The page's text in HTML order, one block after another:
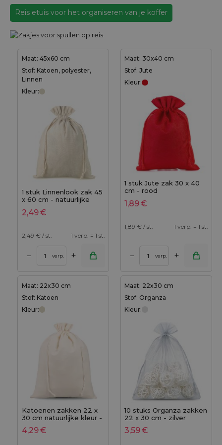
Reis etuis voor het organiseren van je koffer
Maat: 45x60 cm
Stof: Katoen, polyester,
Linnen
Kleur:
1 stuk Linnenlook zak 45
x 60 cm - natuurlijke
2,49€
2,49 € / st. 1 verp. = 1 st.
– verp. +
Maat: 30x40 cm
Stof: Jute
Kleur:
1 stuk Jute zak 30 x 40
cm - rood
1,89€
1,89 € / st. 1 verp. = 1 st.
– verp. +
Maat: 22x30 cm
Stof: Katoen
Kleur:
Katoenen zakken 22 x
30 cm natuurlijke kleur -
4,29€
Maat: 22x30 cm
Stof: Organza
Kleur:
10 stuks Organza zakken
22 x 30 cm - zilver
3,59€